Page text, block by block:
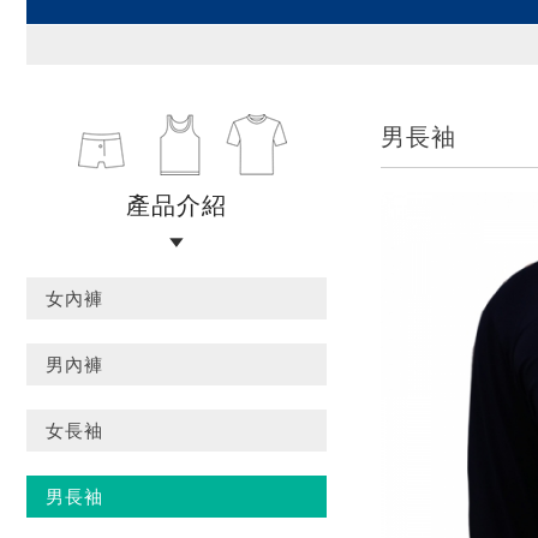
產品介紹
女內褲
男內褲
女長袖
男長袖
男長袖